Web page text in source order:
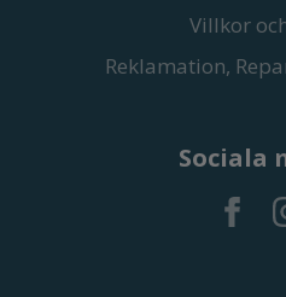
Villkor
Reklamation,
Sociala